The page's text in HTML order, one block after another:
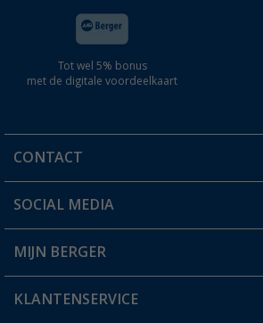
Tot wel 5% bonus
met de digitale voordeelkaart
CONTACT
Een vraag?
Winkel vinden
SOCIAL MEDIA
MIJN BERGER
Mijn account
KLANTENSERVICE